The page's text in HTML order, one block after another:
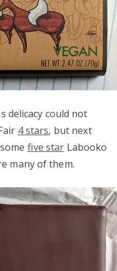
delicacy could not
4 stars, but next
five star Labooko
many of them.